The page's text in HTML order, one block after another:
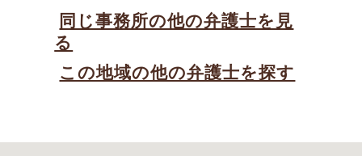
同じ事務所の他の弁護士を見
る
この地域の他の弁護士を探す